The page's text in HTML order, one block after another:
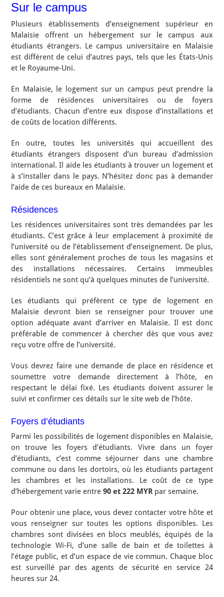
Sur le campus
Plusieurs établissements d’enseignement supérieur en
Malaisie offrent un hébergement sur le campus aux
étudiants étrangers. Le campus universitaire en Malaisie
est différent de celui d’autres pays, tels que les États-Unis
et le Royaume-Uni.
En Malaisie, le logement sur un campus peut prendre la
forme de résidences universitaires ou de foyers
d’étudiants. Chacun d’entre eux dispose d’installations et
de coûts de location différents.
En outre, toutes les universités qui accueillent des
étudiants étrangers disposent d’un bureau d’admission
international. Il aide les étudiants à trouver un logement et
à s’installer dans le pays. N’hésitez donc pas à demander
l’aide de ces bureaux en Malaisie.
Résidences
Les résidences universitaires sont très demandées par les
étudiants. C’est grâce à leur emplacement à proximité de
l’université ou de l’établissement d’enseignement. De plus,
elles sont généralement proches de tous les magasins et
des installations nécessaires. Certains immeubles
résidentiels ne sont qu’à quelques minutes de l’université.
Les étudiants qui préfèrent ce type de logement en
Malaisie devront bien se renseigner pour trouver une
option adéquate avant d’arriver en Malaisie. Il est donc
préférable de commencer à chercher dès que vous avez
reçu votre offre de l’université.
Vous devrez faire une demande de place en résidence et
soumettre votre demande directement à l’hôte, en
respectant le délai fixé. Les étudiants doivent assurer le
suivi et confirmer ces détails sur le site web de l’hôte.
Foyers d’étudiants
Parmi les possibilités de logement disponibles en Malaisie,
on trouve les foyers d’étudiants. Vivre dans un foyer
d’étudiants, c’est comme séjourner dans une chambre
commune ou dans les dortoirs, où les étudiants partagent
les chambres et les installations. Le coût de ce type
d’hébergement varie entre90 et 222 MYR par semaine.
Pour obtenir une place, vous devez contacter votre hôte et
vous renseigner sur toutes les options disponibles. Les
chambres sont divisées en blocs meublés, équipés de la
technologie Wi-Fi, d’une salle de bain et de toilettes à
l’étage public, et d’un espace de vie commun. Chaque bloc
est surveillé par des agents de sécurité en service 24
heures sur 24.